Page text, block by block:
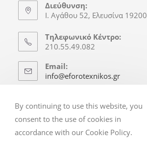
Διεύθυνση:
Ι. Αγάθου 52, Ελευσίνα 19200
Τηλεφωνικό Κέντρο:
210.55.49.082
Email:
info@eforotexnikos.gr
Δευτ.-Παρ.: 8:30-16:30
(Απόγ. & Σ/Κ κατόπιν Ραντεβού)
By continuing to use this website, you
consent to the use of cookies in
accordance with our Cookie Policy.